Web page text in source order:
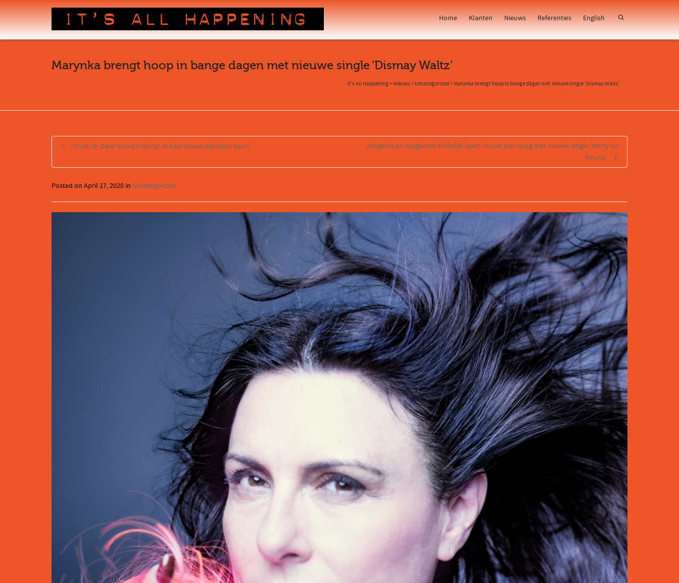
Home Klanten Nieuws Referenties English
Marynka brengt hoop in bange dagen met nieuwe single ‘Dismay Waltz’
It's All Happening> Nieuws> Uncategorized> Marynka brengt hoop in bange dagen met nieuwe single ‘Dismay Waltz’
‘Truth Or Dare’ toont Fridolijn in haar meest oprechte vorm
Zangeres en songwriter Fridolijn keert na vier jaar terug met nieuwe single ‘Merry Go
Round’
Posted on April 17, 2020 in Uncategorized